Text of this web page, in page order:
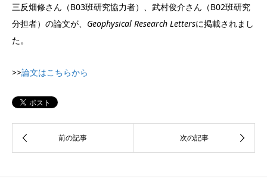
三反畑修さん（B03班研究協力者）、武村俊介さん（B02班研究
分担者）の論文が、 Geophysical Research Lettersに掲載されまし
た。
>>論文はこちらから